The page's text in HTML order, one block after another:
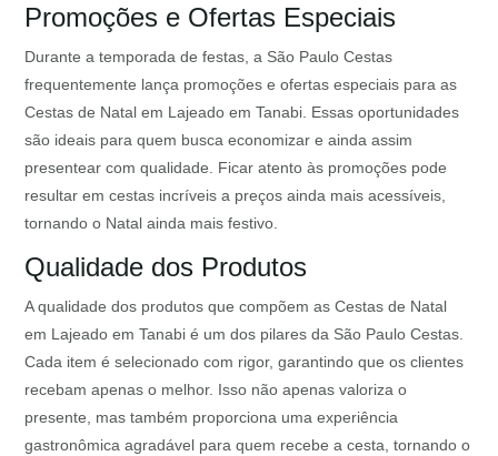
Promoções e Ofertas Especiais
Durante a temporada de festas, a São Paulo Cestas
frequentemente lança promoções e ofertas especiais para as
Cestas de Natal em Lajeado em Tanabi. Essas oportunidades
são ideais para quem busca economizar e ainda assim
presentear com qualidade. Ficar atento às promoções pode
resultar em cestas incríveis a preços ainda mais acessíveis,
tornando o Natal ainda mais festivo.
Qualidade dos Produtos
A qualidade dos produtos que compõem as Cestas de Natal
em Lajeado em Tanabi é um dos pilares da São Paulo Cestas.
Cada item é selecionado com rigor, garantindo que os clientes
recebam apenas o melhor. Isso não apenas valoriza o
presente, mas também proporciona uma experiência
gastronômica agradável para quem recebe a cesta, tornando o